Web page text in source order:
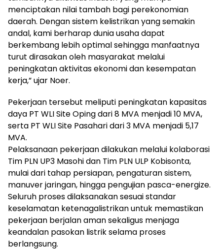
menciptakan nilai tambah bagi perekonomian
daerah. Dengan sistem kelistrikan yang semakin
andal, kami berharap dunia usaha dapat
berkembang lebih optimal sehingga manfaatnya
turut dirasakan oleh masyarakat melalui
peningkatan aktivitas ekonomi dan kesempatan
kerja,” ujar Noer.
Pekerjaan tersebut meliputi peningkatan kapasitas
daya PT WLI Site Oping dari 8 MVA menjadi 10 MVA,
serta PT WLI Site Pasahari dari 3 MVA menjadi 5,17
MVA.
Pelaksanaan pekerjaan dilakukan melalui kolaborasi
Tim PLN UP3 Masohi dan Tim PLN ULP Kobisonta,
mulai dari tahap persiapan, pengaturan sistem,
manuver jaringan, hingga pengujian pasca-energize.
Seluruh proses dilaksanakan sesuai standar
keselamatan ketenagalistrikan untuk memastikan
pekerjaan berjalan aman sekaligus menjaga
keandalan pasokan listrik selama proses
berlangsung.